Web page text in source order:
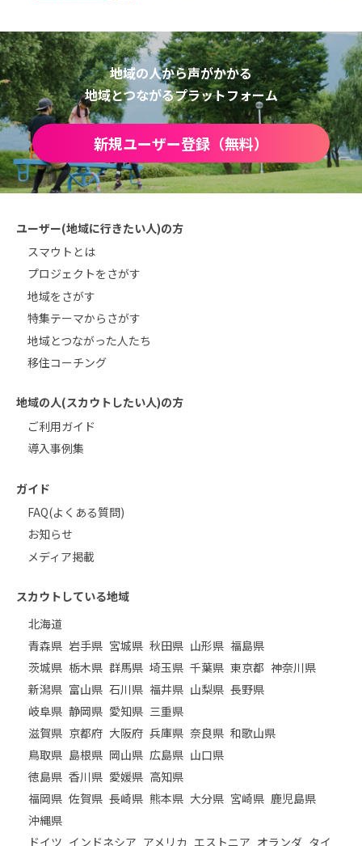
地域の人から声がかかる
地域とつながるプラットフォーム
新規ユーザー登録（無料）
ユーザー(地域に行きたい人)の方
スマウトとは
プロジェクトをさがす
地域をさがす
特集テーマからさがす
地域とつながった人たち
移住コーチング
地域の人(スカウトしたい人)の方
ご利用ガイド
導入事例集
ガイド
FAQ(よくある質問)
お知らせ
メディア掲載
スカウトしている地域
北海道
青森県 岩手県 宮城県 秋田県 山形県 福島県
茨城県 栃木県 群馬県 埼玉県 千葉県 東京都 神奈川県
新潟県 富山県 石川県 福井県 山梨県 長野県
岐阜県 静岡県 愛知県 三重県
滋賀県 京都府 大阪府 兵庫県 奈良県 和歌山県
鳥取県 島根県 岡山県 広島県 山口県
徳島県 香川県 愛媛県 高知県
福岡県 佐賀県 長崎県 熊本県 大分県 宮崎県 鹿児島県
沖縄県
ドイツ インドネシア アメリカ エストニア オランダ タイ